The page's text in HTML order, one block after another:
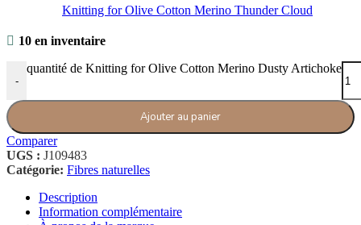
Knitting for Olive Cotton Merino Thunder Cloud
10 en inventaire
-
quantité de Knitting for Olive Cotton Merino Dusty Artichoke
Ajouter au panier
Comparer
UGS : J109483
Catégorie: Fibres naturelles
Description
Information complémentaire